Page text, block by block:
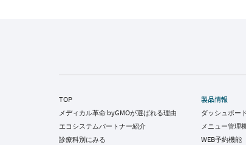
TOP
メディカル革命 byGMOが選ばれる理由
エコシステムパートナー紹介
診療科別にみる
製品情報
ダッシュボー
メニュー管理
WEB予約機能